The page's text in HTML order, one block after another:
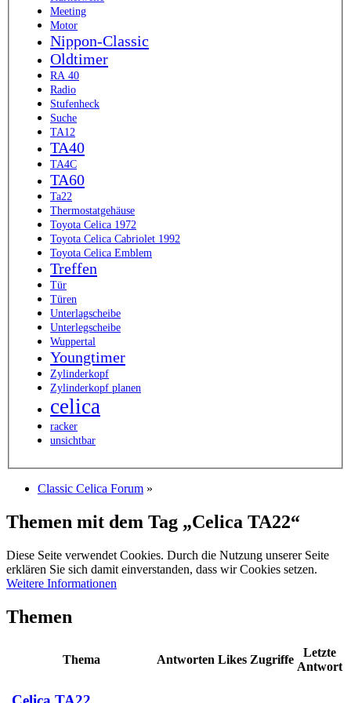
Meeting
Motor
Nippon-Classic
Oldtimer
RA 40
Radio
Stufenheck
Suche
TA12
TA40
TA4C
TA60
Ta22
Thermostatgehäuse
Toyota Celica 1972
Toyota Celica Cabriolet 1992
Toyota Celica Emblem
Treffen
Tür
Türen
Unterlagscheibe
Unterlegscheibe
Wuppertal
Youngtimer
Zylinderkopf
Zylinderkopf planen
celica
racker
unsichtbar
Classic Celica Forum »
Themen mit dem Tag „Celica TA22“
Diese Seite verwendet Cookies. Durch die Nutzung unserer Seite
erklären Sie sich damit einverstanden, dass wir Cookies setzen.
Weitere Informationen
Themen
Thema Antworten Likes Zugriffe
Letzte
Antwort